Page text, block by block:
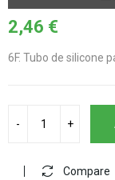
2,46 €
6F. Tubo de silicone
Compare